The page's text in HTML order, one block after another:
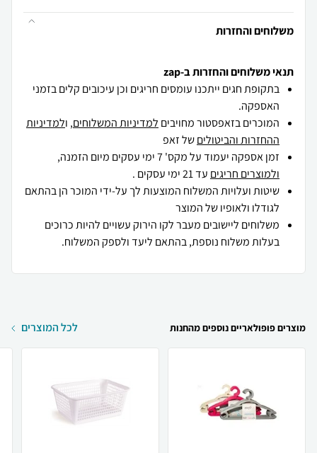
משלוחים והחזרות
תנאי משלוחים והחזרות ב-zap
בתקופת חגים ייתכנו עומסים חריגים וכן עיכובים קלים בזמני
האספקה.
המוכרים בזאפסטור מחויבים למדיניות המשלוחים, ולמדיניות
ההחזרות והביטוליםשל זאפ
זמן אספקה יעמוד על מקס' 7 ימי עסקים מיום הזמנה,
ולמוצרים חריגים עד 21 ימי עסקים .
שיטות ועלויות המשלוח המוצעות לך על-ידי המוכר הן בהתאם
לגודלו ולאופיו של המוצר
משלוחים ליישובים מעבר לקו הירוק עשויים להיות כרוכים
בעלות משלוח נוספת, בהתאם ליעד ולספק המשלוח.
מוצרים פופולאריים נוספים מהחנות לכל המוצרים